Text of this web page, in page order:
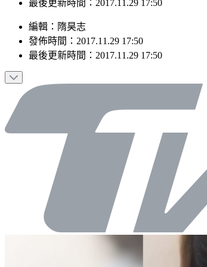
最後更新時間：2017.11.29 17:50
編輯 ： 隋昊志
發佈時間： 2017.11.29 17:50
最後更新時間： 2017.11.29 17:50